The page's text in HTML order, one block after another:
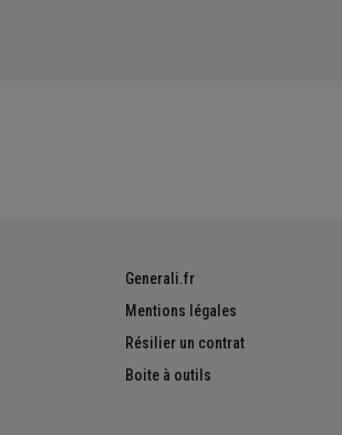
Generali.fr
Mentions légales
Résilier un contrat
Boite à outils